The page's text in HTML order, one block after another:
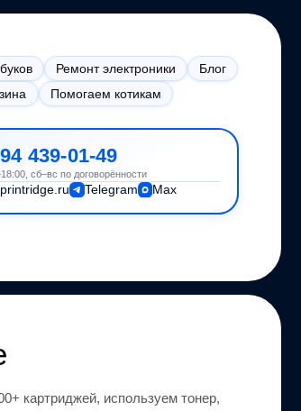
Ремонт электроники
Блог
Помогаем котикам
439-01-49
сб–вс по договорённости
Telegram Max
картриджей, используем тонер,